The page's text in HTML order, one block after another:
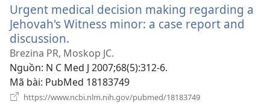
mới)
Urgent medical decision making regarding a
Jehovah's Witness minor: a case report and
discussion.
cửa
sổ
mới)
Brezina PR, Moskop JC.
Nguồn‎: N C Med J 2007;68(5):312-6.
Mã bài‎: PubMed 18183749
https://www.ncbi.nlm.nih.gov/pubmed/18183749